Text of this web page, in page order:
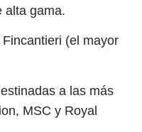
alta gama.
(el mayor
a las más
MSC y Royal